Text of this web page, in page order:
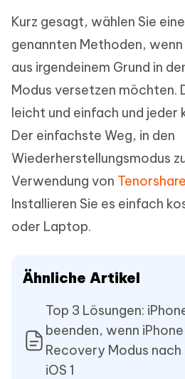
Kurz gesagt, wählen Sie
genannten Methoden, wenn
aus irgendeinem Grund in
Modus versetzen möchten.
leicht und einfach und jeder
Der einfachste Weg, in den
Wiederherstellungsmodus
Verwendung von
Installieren Sie es einfach
oder Laptop.
Ähnliche Artikel
Top 3 Lösungen:
beenden, wenn
Recovery Modus
iOS 1